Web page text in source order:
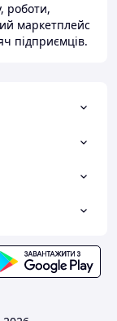
роботи,
маркетплейс
підприємців.